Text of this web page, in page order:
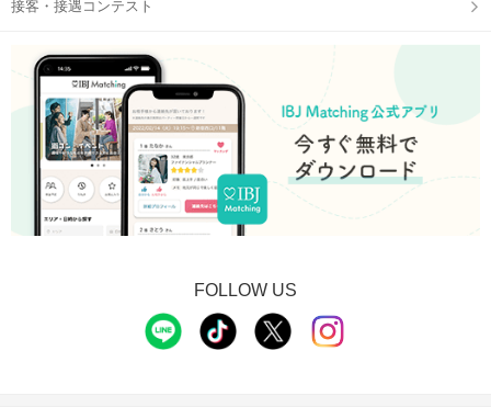
STEP3 【個室8対8】トークタイムスタート
接客・接遇コンテスト
FOLLOW US